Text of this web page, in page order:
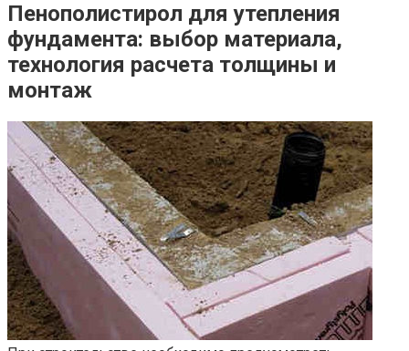
Пенополистирол для утепления
фундамента: выбор материала,
технология расчета толщины и
монтаж